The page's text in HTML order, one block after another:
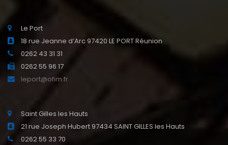
Le Port
18 rue Jeanne d’Arc 97420 LE PORT Réunion
0262 43 31 31
0262 55 96 17
leport@ofim.fr
Saint Gilles les Hauts
21 rue Joseph Hubert 97434 SAINT GILLES les Hauts
0262 55 33 70